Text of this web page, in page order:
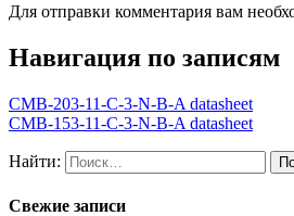
Для отправки комментария вам
Навигация по записям
CMB-203-11-C-3-N-B-A datasheet
CMB-153-11-C-3-N-B-A datasheet
Найти:
Свежие записи